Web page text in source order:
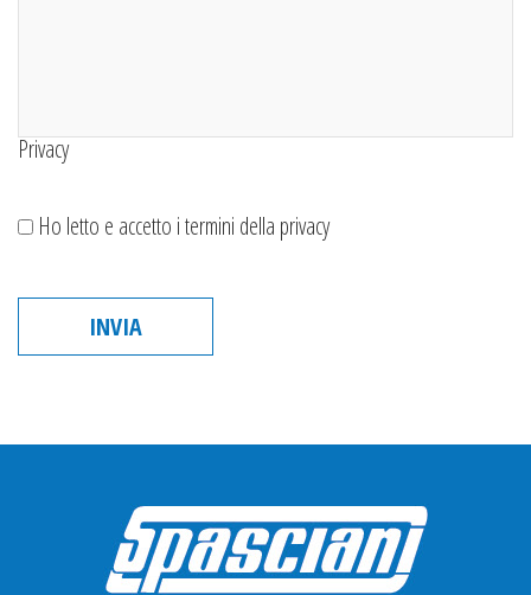
Privacy
Ho letto e accetto i termini della privacy